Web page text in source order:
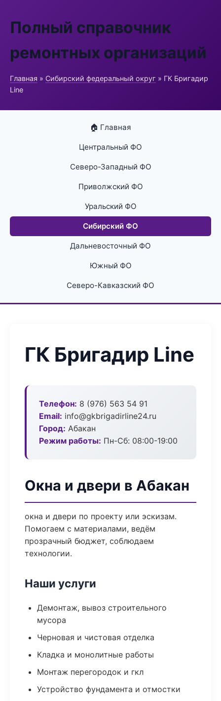
Полный справочник
ремонтных организаций
Главная » Сибирский федеральный округ » ГК Бригадир
Line
🏠 Главная
Центральный ФО
Северо-Западный ФО
Приволжский ФО
Уральский ФО
Сибирский ФО
Дальневосточный ФО
Южный ФО
Северо-Кавказский ФО
ГК Бригадир Line
Телефон: 8 (976) 563 54 91
Email: info@gkbrigadirline24.ru
Город: Абакан
Режим работы: Пн-Сб: 08:00-19:00
Окна и двери в Абакан
окна и двери по проекту или эскизам.
Помогаем с материалами, ведём
прозрачный бюджет, соблюдаем
технологии.
Наши услуги
Демонтаж, вывоз строительного
мусора
Черновая и чистовая отделка
Кладка и монолитные работы
Монтаж перегородок и гкл
Устройство фундамента и отмостки